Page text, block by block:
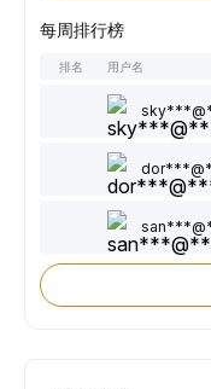
每周排行榜
排名 用户名